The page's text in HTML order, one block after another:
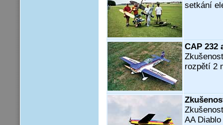
setkání
CAP 232
rozpětí 2
AA